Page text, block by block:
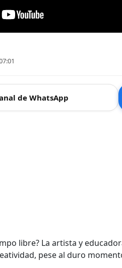
de WhatsApp
libre? La artista y
pese al duro